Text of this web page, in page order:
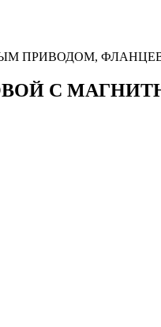
ПРИВОДОМ,
С